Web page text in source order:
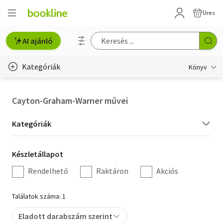
Üres
AI ajánló
Kategóriák Könyv
Hobbi, szabadidő
Irodalom
Művészet
Szakkönyv
Cayton-Graham-Warner művei
Kategória
szűrés
Kategóriák
Készletállapot
szűrés
Készletállapot
Rendelhető
Raktáron Akciós
Találatok száma: 1
Eladott darabszám szerint